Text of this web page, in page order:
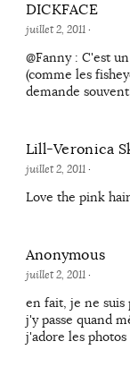
DICKFACE
juillet 2, 2011·
@Fanny : C'est
(comme les
demande
Lill-Veronica
juillet 2, 2011·
Love the pink
Anonymous
juillet 2, 2011·
en fait, je ne suis
j'y passe quand
j'adore les